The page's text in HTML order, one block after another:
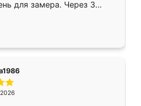
для замера. Через 3
уже готова. Остались
Спасибо Ренессанс
работу!